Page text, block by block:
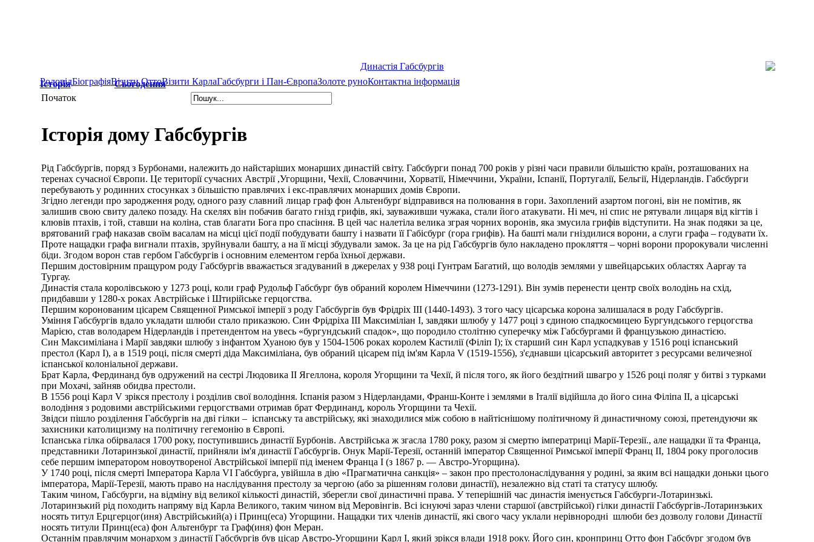
Історія Сьогодення
Династія Габсбургів
РодовідБіографіяВізити ОттоВізити КарлаГабсбурги і Пан-ЄвропаЗолоте руноКонтактна інформація
Початок
Історія дому Габсбургів
Рід Габсбургів, поряд з Бурбонами, належить до найстаріших монарших династій світу. Габсбурги понад 700 років у різні часи правили більшістю країн, розташованих на
теренах сучасної Європи. Це території сучасних Австрії ,Угорщини, Чехії, Словаччини, Хорватії, Німеччини, України, Іспанії, Португалії, Бельгії, Нідерландів. Габсбурги
перебувають у родинних стосунках з більшістю правлячих і екс-правлячих монарших домів Європи.
Згідно легенди про зародження роду, одного разу славний лицар граф фон Альтенбурґ відправився на полювання в гори. Захоплений азартом погоні, він не помітив, як
залишив свою свиту далеко позаду. На скелях він побачив багато гнізд грифів, які, зауваживши чужака, стали його атакувати. Ні меч, ні спис не рятували лицаря від кігтів і
клювів птахів, і той, ставши на коліна, став благати Бога про спасіння. В цей час налетіла велика зграя чорних воронів, яка змусила грифів відступити. На знак подяки за це,
врятований граф наказав своїм васалам на місці цієї події побудувати башту і назвати її Габісбург (гора грифів). На башті мали гніздилися ворони, а слуги графа – годувати їх.
Проте нащадки графа вигнали птахів, зруйнували башту, а на її місці збудували замок. За це на рід Габсбургів було накладено прокляття – чорні ворони пророкували численні
біди. Згодом ворон став гербом Габсбургів і основним елементом герба їхньої держави.
Першим достовірним пращуром роду Габсбургів вважається згадуваний в джерелах у 938 році Гунтрам Багатий, що володів землями у швейцарських областях Ааргау та
Тургау.
Династія стала королівською у 1273 році, коли граф Рудольф Габсбург був обраний королем Німеччини (1273-1291). Він зумів перенести центр своїх володінь на схід,
придбавши у 1280-х роках Австрійське і Штирійське герцогства.
Першим коронованим цісарем Священної Римської імперії з роду Габсбургів був Фрідріх III (1440-1493). З того часу цісарська корона залишалася в роду Габсбургів.
Уміння Габсбургів вдало укладати шлюби стало приказкою. Син Фрідріха III Максиміліан I, завдяки шлюбу у 1477 році з єдиною спадкоємицею Бургундського герцогства
Марією, став володарем Нідерландів і претендентом на увесь «бургундський спадок», що породило столітню суперечку між Габсбургами й французькою династією.
Син Максиміліана і Марії завдяки шлюбу з інфантом Хуаною був у 1504-1506 роках королем Кастилії (Філіп I); їх старший син Карл успадкував у 1516 році іспанський
престол (Карл I), а в 1519 році, після смерті діда Максиміліана, був обраний цісарем під ім'ям Карла V (1519-1556), з'єднавши цісарський авторитет з ресурсами величезної
іспанської колоніальної держави.
Брат Карла, Фердинанд був одружений на сестрі Людовика II Ягеллона, короля Угорщини та Чехії, й після того, як його бездітний швагро у 1526 році поляг у битві з турками
при Мохачі, зайняв обидва престоли.
В 1556 році Карл V зрікся престолу і розділив свої володіння. Іспанія разом з Нідерландами, Франш-Конте і землями в Італії відійшла до його сина Філіпа II, а цісарські
володіння з родовими австрійськими герцогствами отримав брат Фердинанд, король Угорщини та Чехії.
Звідси пішло розділення Габсбургів на дві гілки – іспанську та австрійську, які знаходилися між собою в найтіснішому політичному й династичному союзі, претендуючи як
захисники католицизму на політичну гегемонію в Європі.
Іспанська гілка обірвалася 1700 року, поступившись династії Бурбонів. Австрійська ж згасла 1780 року, разом зі смертю імператриці Марії-Терезії., але нащадки її та Франца,
представники Лотаринзької династії, прийняли ім'я династії Габсбургів. Онук Марії-Терезії, останній імператор Священної Римської імперії Франц ІІ, 1804 року проголосив
себе першим імператором новоутвореної Австрійської імперії під іменем Франца I (з 1867 р. — Австро-Угорщина).
У 1740 році, після смерті Імператора Карла VI Габсбурга, увійшла в дію «Прагматична санкція» – закон про престолонаслідування у родині, за яким всі нащадки доньки цього
імператора, Марії-Терезії, мають право на наслідування престолу за чергою (або за рішенням голови династії), незалежно від статі та статусу шлюбу.
Таким чином, Габсбурги, на відміну від великої кількості династій, зберегли свої династичні права. У теперішній час династія іменується Габсбурги-Лотаринзькі.
Лотаринзький рід походить напряму від Карла Великого, таким чином від Меровінгів. Всі існуючі зараз члени старшої (австрійської) гілки династії Габсбургів-Лотаринзьких
носять титул Ерцгерцог(иня) Австрійський(а) і Принц(еса) Угорщини. Нащадки тих членів династії, які свого часу уклали нерівнородні шлюби без дозволу голови Династії
носять титули Принц(еса) фон Альтенбург та Граф(иня) фон Меран.
Останнім правлячим монархом з династії Габсбургів був цісар Австро-Угорщини Карл I, який зрікся влади 1918 року. Його син, кронпринц Отто фон Габсбург згодом був